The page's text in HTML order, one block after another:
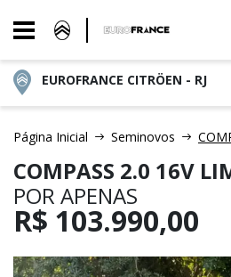
EUROFRANCE CITRÖEN - RJ
Página Inicial Seminovos
COMPASS 2.0 16V
POR APENAS
R$ 103.990,00